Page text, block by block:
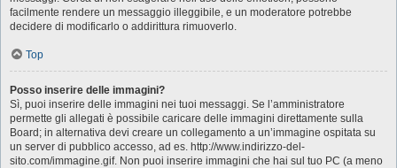
facilmente rendere un messaggio illeggibile, e un moderatore potrebbe
decidere di modificarlo o addirittura rimuoverlo.
Top
Posso inserire delle immagini?
Sì, puoi inserire delle immagini nei tuoi messaggi. Se l’amministratore
permette gli allegati è possibile caricare delle immagini direttamente sulla
Board; in alternativa devi creare un collegamento a un’immagine ospitata su
un server di pubblico accesso, ad es. http://www.indirizzo-del-
sito.com/immagine.gif. Non puoi inserire immagini che hai sul tuo PC (a meno